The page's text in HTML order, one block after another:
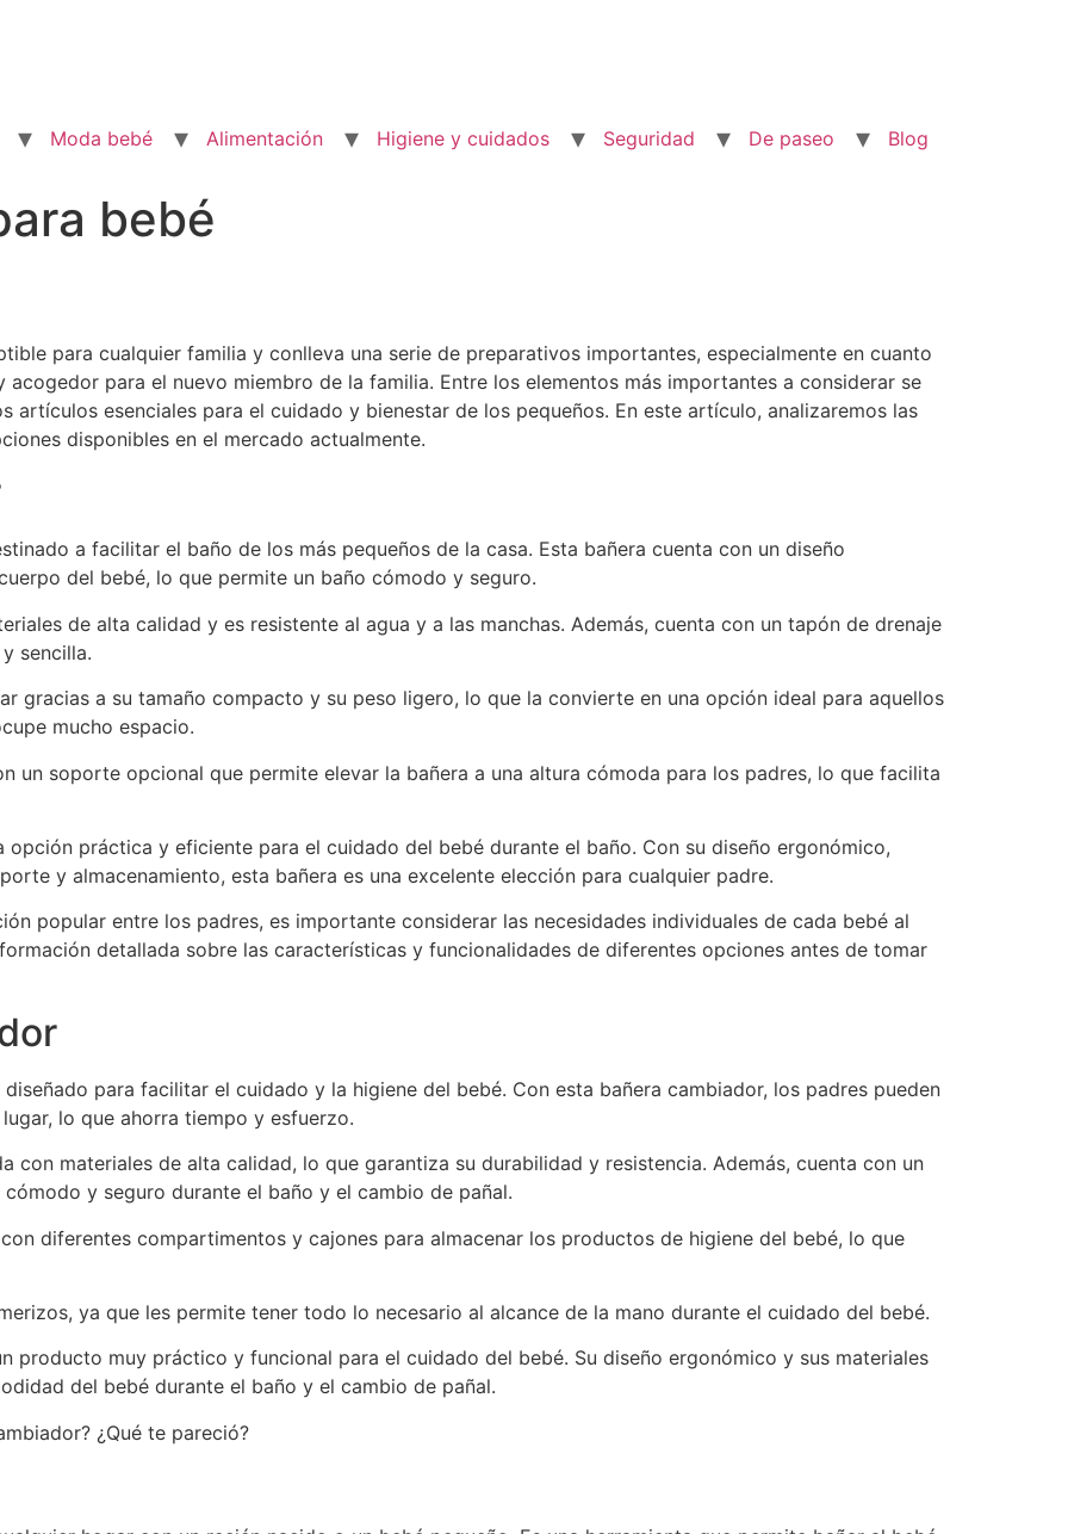
Moda bebé Alimentación Higiene y cuidados Seguridad De paseo Blog
bebé
para cualquier familia y conlleva una serie de preparativos importantes, especialmente en cuanto
para el nuevo miembro de la familia. Entre los elementos más importantes a considerar se
artículos esenciales para el cuidado y bienestar de los pequeños. En este artículo, analizaremos las
disponibles en el mercado actualmente.
a facilitar el baño de los más pequeños de la casa. Esta bañera cuenta con un diseño
del bebé, lo que permite un baño cómodo y seguro.
de alta calidad y es resistente al agua y a las manchas. Además, cuenta con un tapón de drenaje
sencilla.
gracias a su tamaño compacto y su peso ligero, lo que la convierte en una opción ideal para aquellos
mucho espacio.
un soporte opcional que permite elevar la bañera a una altura cómoda para los padres, lo que facilita
opción práctica y eficiente para el cuidado del bebé durante el baño. Con su diseño ergonómico,
y almacenamiento, esta bañera es una excelente elección para cualquier padre.
popular entre los padres, es importante considerar las necesidades individuales de cada bebé al
detallada sobre las características y funcionalidades de diferentes opciones antes de tomar
para facilitar el cuidado y la higiene del bebé. Con esta bañera cambiador, los padres pueden
lo que ahorra tiempo y esfuerzo.
con materiales de alta calidad, lo que garantiza su durabilidad y resistencia. Además, cuenta con un
y seguro durante el baño y el cambio de pañal.
diferentes compartimentos y cajones para almacenar los productos de higiene del bebé, lo que
ya que les permite tener todo lo necesario al alcance de la mano durante el cuidado del bebé.
producto muy práctico y funcional para el cuidado del bebé. Su diseño ergonómico y sus materiales
del bebé durante el baño y el cambio de pañal.
¿Qué te pareció?